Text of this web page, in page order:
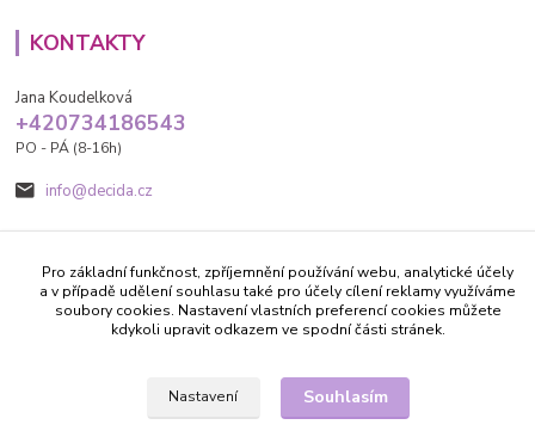
KONTAKTY
Jana Koudelková
+420734186543
PO - PÁ (8-16h)
info@decida.cz
Pro základní funkčnost, zpříjemnění používání webu, analytické účely
a v případě udělení souhlasu také pro účely cílení reklamy využíváme
soubory cookies. Nastavení vlastních preferencí cookies můžete
kdykoli upravit odkazem ve spodní části stránek.
Nastavení Souhlasím